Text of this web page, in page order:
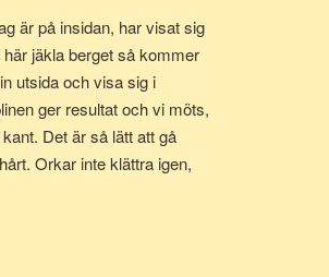
är på insidan, har visat sig
jäkla berget så kommer
utsida och visa sig i
ger resultat och vi möts,
Det är så lätt att gå
Orkar inte klättra igen,